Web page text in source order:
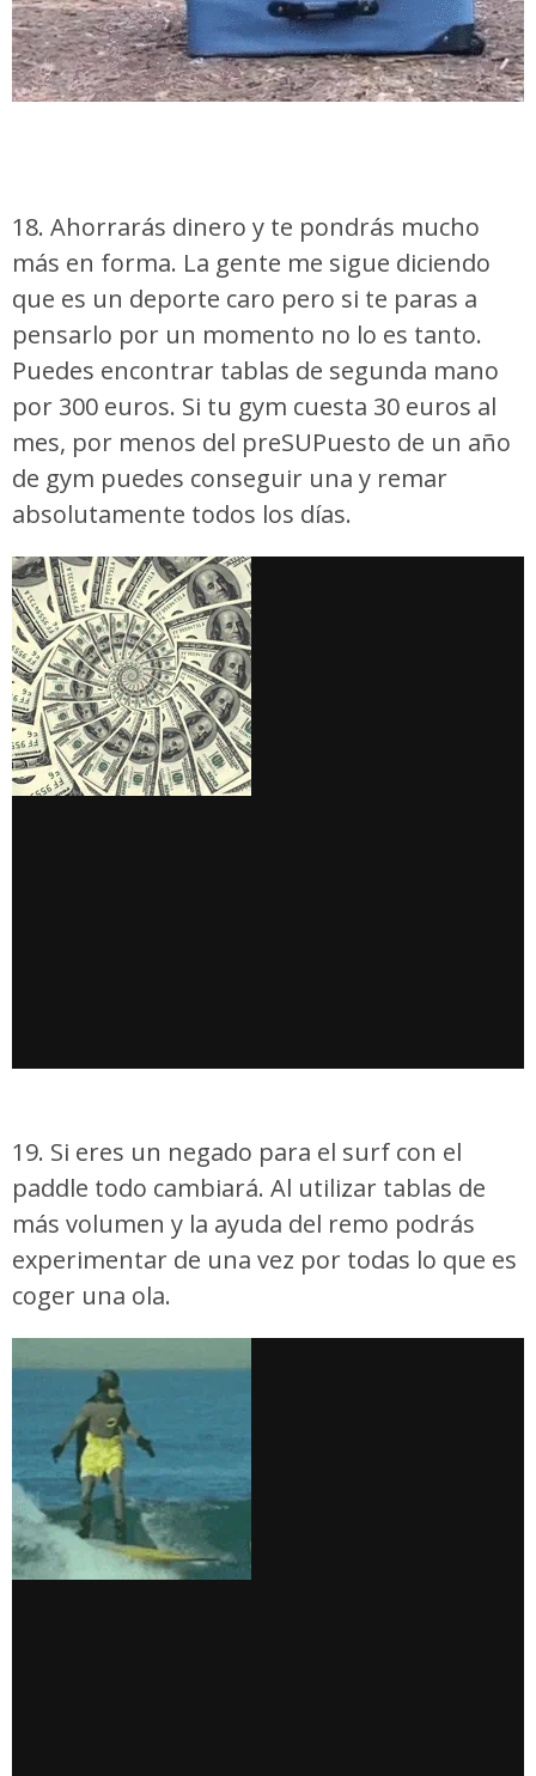
18. Ahorrarás dinero y te pondrás mucho
más en forma. La gente me sigue diciendo
que es un deporte caro pero si te paras a
pensarlo por un momento no lo es tanto.
Puedes encontrar tablas de segunda mano
por 300 euros. Si tu gym cuesta 30 euros al
mes, por menos del preSUPuesto de un año
de gym puedes conseguir una y remar
absolutamente todos los días.
19. Si eres un negado para el surf con el
paddle todo cambiará. Al utilizar tablas de
más volumen y la ayuda del remo podrás
experimentar de una vez por todas lo que es
coger una ola.